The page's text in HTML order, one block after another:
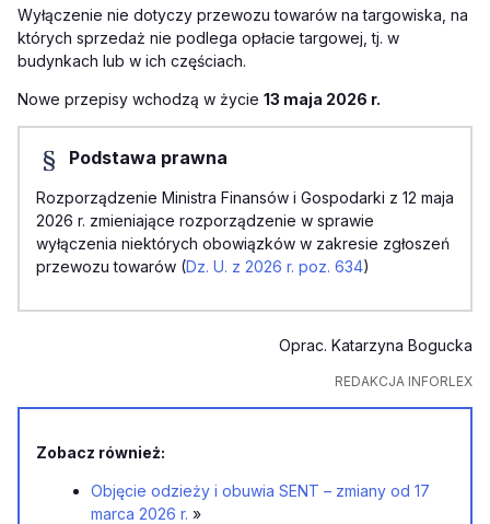
Wyłączenie nie dotyczy przewozu towarów na targowiska, na
których sprzedaż nie podlega opłacie targowej, tj. w
budynkach lub w ich częściach.
Nowe przepisy wchodzą w życie 13 maja 2026 r.
Podstawa prawna
Rozporządzenie Ministra Finansów i Gospodarki z 12 maja
2026 r. zmieniające rozporządzenie w sprawie
wyłączenia niektórych obowiązków w zakresie zgłoszeń
przewozu towarów (Dz. U. z 2026 r. poz. 634)
Oprac. Katarzyna Bogucka
REDAKCJA INFORLEX
Zobacz również:
Objęcie odzieży i obuwia SENT – zmiany od 17
marca 2026 r. »